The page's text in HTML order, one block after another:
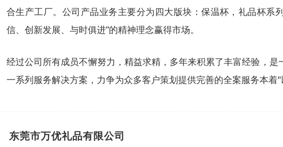
合生产工厂。公司产品业务主要分为四大版块：保温杯，礼品杯系
信、创新发展、与时俱进”的精神理念赢得市场。
经过公司所有成员不懈努力，精益求精，多年来积累了丰富经验，
一系列服务解决方案，力争为众多客户策划提供完善的全案服务本着
东莞市万优礼品有限公司